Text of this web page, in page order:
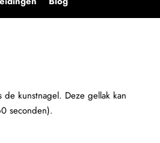
kunstnagel. Deze gellak kan
seconden).